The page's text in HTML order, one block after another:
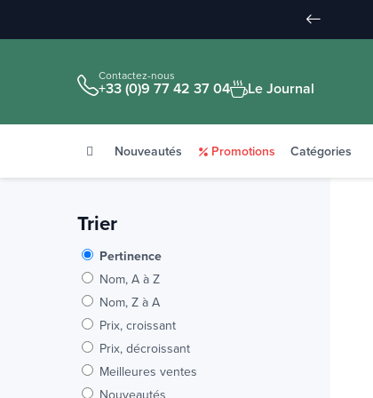
Contactez-nous
+33 (0)9 77 42 37 04 Le Journal
Nouveautés Promotions Catégories
Trier
Pertinence
Nom, A à Z
Nom, Z à A
Prix, croissant
Prix, décroissant
Meilleures ventes
Nouveautés